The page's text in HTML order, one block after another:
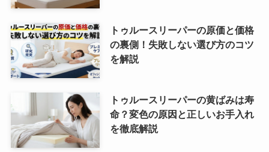
トゥルースリーパーの原価と価格
の裏側！失敗しない選び方のコツ
を解説
トゥルースリーパーの黄ばみは寿
命？変色の原因と正しいお手入れ
を徹底解説